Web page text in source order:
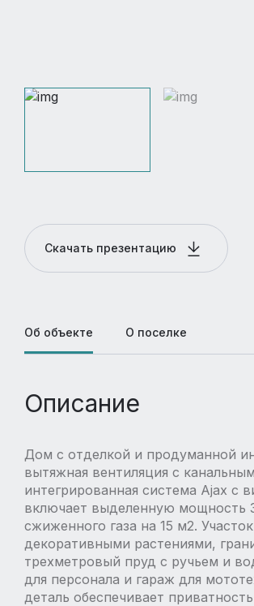
Скачать презентацию
Об объекте О поселке
Описание
Дом с отделкой и продуманной
вытяжная вентиляция с
интегрированная система Ajax с
включает выделенную мощность
сжиженного газа на 15 м2.
декоративными растениями,
трехметровый пруд с ручьем и
для персонала и гараж для
деталь обеспечивает